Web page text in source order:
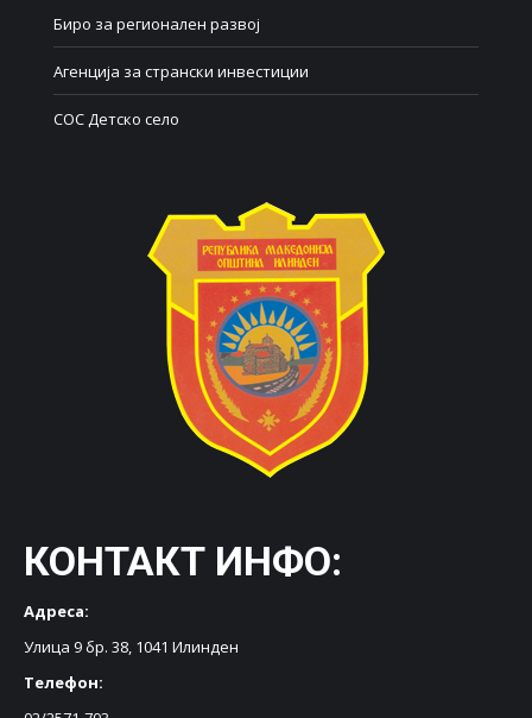
Биро за регионален развој
Агенција за странски инвестиции
СОС Детско село
КОНТАКТ ИНФО:
Адреса:
Улица 9 бр. 38, 1041 Илинден
Телефон: